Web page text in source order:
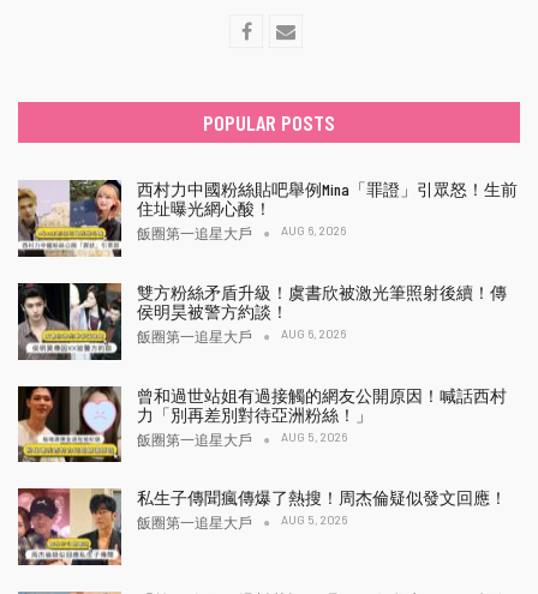
POPULAR POSTS
西村力中國粉絲貼吧舉例Mina「罪證」引眾怒！生前
住址曝光網心酸！
飯圈第一追星大戶 AUG 6, 2026
雙方粉絲矛盾升級！虞書欣被激光筆照射後續！傳
侯明昊被警方約談！
飯圈第一追星大戶 AUG 6, 2026
曾和過世站姐有過接觸的網友公開原因！喊話西村
力「別再差別對待亞洲粉絲！」
飯圈第一追星大戶 AUG 5, 2026
私生子傳聞瘋傳爆了熱搜！周杰倫疑似發文回應！
飯圈第一追星大戶 AUG 5, 2026